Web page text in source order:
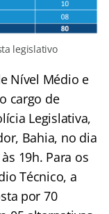
legislativo
Nível Médio e
cargo de
Legislativa,
Bahia, no dia
19h. Para os
Técnico, a
por 70